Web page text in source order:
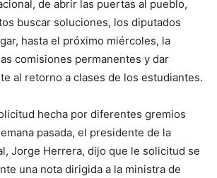
de abrir las puertas al pueblo,
buscar soluciones, los diputados
hasta el próximo miércoles, la
comisiones permanentes y dar
al retorno a clases de los estudiantes.
hecha por diferentes gremios
pasada, el presidente de la
Jorge Herrera, dijo que le solicitud se
una nota dirigida a la ministra de